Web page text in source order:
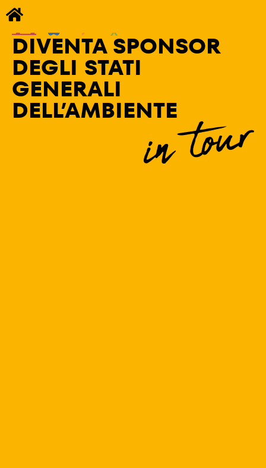
DIVENTA SPONSOR
DEGLI STATI
GENERALI
DELL’AMBIENTE